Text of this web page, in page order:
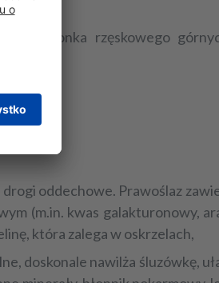
nabłonka rzęskowego
oddechowe. Prawoślaz
(m.in. kwas galakturonowy,
która zalega w oskrzelach,
doskonale nawilża śluzówkę,